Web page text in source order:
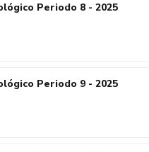
Periodo 8 - 2025
Periodo 9 - 2025